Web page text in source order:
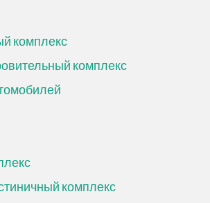
комплекс
комплекс
комплекс